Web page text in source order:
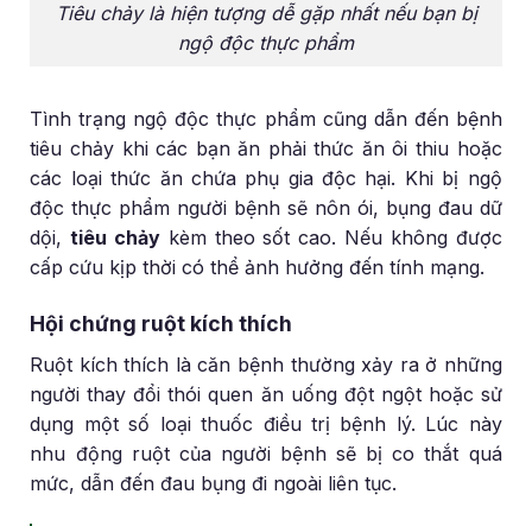
Tiêu chảy là hiện tượng dễ gặp nhất nếu bạn bị
ngộ độc thực phẩm
Tình trạng ngộ độc thực phẩm cũng dẫn đến bệnh
tiêu chảy khi các bạn ăn phải thức ăn ôi thiu hoặc
các loại thức ăn chứa phụ gia độc hại. Khi bị ngộ
độc thực phẩm người bệnh sẽ nôn ói, bụng đau dữ
dội,tiêu chảy kèm theo sốt cao. Nếu không được
cấp cứu kịp thời có thể ảnh hưởng đến tính mạng.
Hội chứng ruột kích thích
Ruột kích thích là căn bệnh thường xảy ra ở những
người thay đổi thói quen ăn uống đột ngột hoặc sử
dụng một số loại thuốc điều trị bệnh lý. Lúc này
nhu động ruột của người bệnh sẽ bị co thắt quá
mức, dẫn đến đau bụng đi ngoài liên tục.